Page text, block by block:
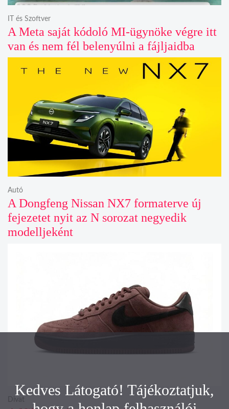
A Meta saját kódoló MI-ügynöke végre itt
van és nem fél belenyúlni a fájljaidba
IT és Szoftver
A Dongfeng Nissan NX7 formaterve új
fejezetet nyit az N sorozat negyedik
modelljeként
Autó
Divat
Kedves Látogató! Tájékoztatjuk,